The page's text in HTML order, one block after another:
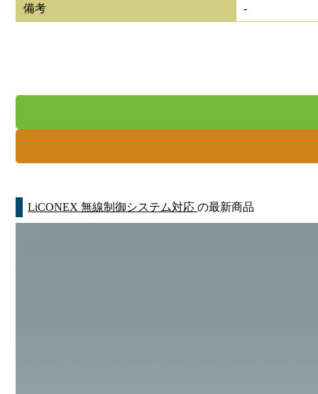
備考 -
LiCONEX 無線制御システム対応の最新商品